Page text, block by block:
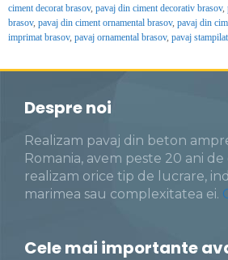
ciment decorat brasov, pavaj din ciment decorativ brasov,
brasov, pavaj din ciment ornamental brasov, pavaj din
imprimat brasov, pavaj ornamental brasov, pavaj
Despre noi
Realizam pavaj din beton
Romania, avem peste 20 ani
realizam orice tip de lucrare,
marimea sau complexitatea ei.
Cele mai importante